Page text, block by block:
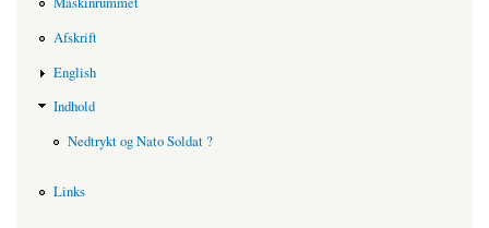
Afskrift
English
Indhold
Nedtrykt og Nato Soldat ?
Links